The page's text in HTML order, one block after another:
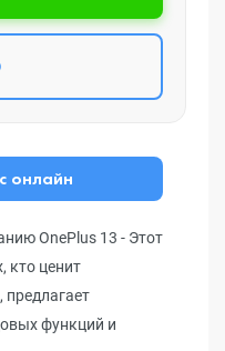
онлайн
OnePlus 13 - Этот
кто ценит
предлагает
функций и